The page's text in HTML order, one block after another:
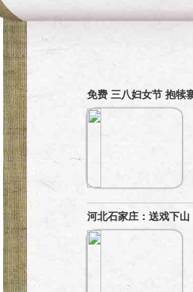
免费 三八妇女节 抱犊
河北石家庄：送戏下山